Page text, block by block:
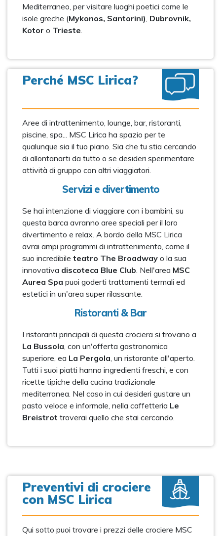
Mediterraneo, per visitare luoghi poetici come le
isole greche (Mykonos, Santorini), Dubrovnik,
Kotor o Trieste.
Perché MSC Lirica?
Aree di intrattenimento, lounge, bar, ristoranti,
piscine, spa... MSC Lirica ha spazio per te
qualunque sia il tuo piano. Sia che tu stia cercando
di allontanarti da tutto o se desideri sperimentare
attività di gruppo con altri viaggiatori.
Servizi e divertimento
Se hai intenzione di viaggiare con i bambini, su
questa barca avranno aree speciali per il loro
divertimento e relax. A bordo della MSC Lirica
avrai ampi programmi di intrattenimento, come il
suo incredibile teatro The Broadway o la sua
innovativa discoteca Blue Club. Nell'area MSC
Aurea Spa puoi goderti trattamenti termali ed
estetici in un'area super rilassante.
Ristoranti & Bar
I ristoranti principali di questa crociera si trovano a
La Bussola, con un'offerta gastronomica
superiore, ea La Pergola, un ristorante all'aperto.
Tutti i suoi piatti hanno ingredienti freschi, e con
ricette tipiche della cucina tradizionale
mediterranea. Nel caso in cui desideri gustare un
pasto veloce e informale, nella caffetteria Le
Breistrot troverai quello che stai cercando.
Preventivi di crociere
con MSC Lirica
Qui sotto puoi trovare i prezzi delle crociere MSC